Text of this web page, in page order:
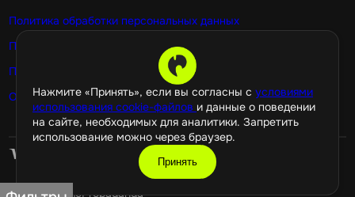
Нажмите «Принять», если вы согласны с условиями
использования cookie-файлов и данные о поведении
на сайте, необходимых для аналитики. Запретить
использование можно через браузер.
Принять
Политика обработки персональных данных
Публичная оферта
Политика использования cookie
Оптовые покупки
©️ 2026 GamePropaganda